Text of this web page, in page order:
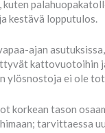
kestävä lopputulos.
ajan
kattovuotoihin
ylösnostoja ei ole
korkean tason
tarvittaessa